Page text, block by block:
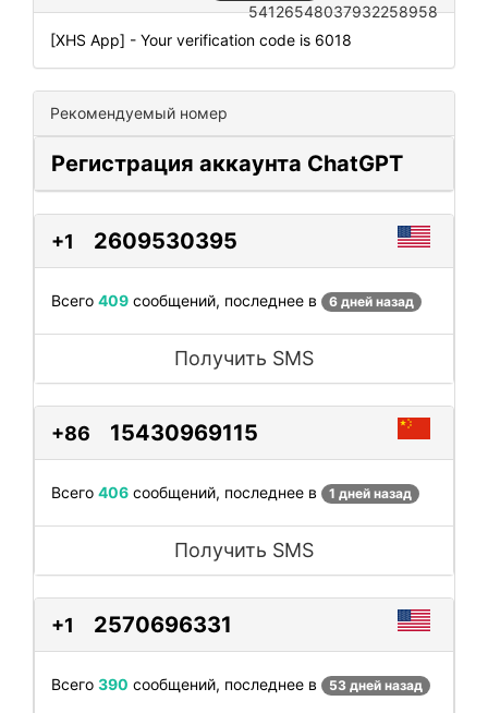
54126548037932258958
[XHS App] - Your verification code is 6018
Рекомендуемый номер
Регистрация аккаунта ChatGPT
+1 2609530395
Всего 409 сообщений, последнее в 6 дней назад
Получить SMS
+86 15430969115
Всего 406 сообщений, последнее в 1 дней назад
Получить SMS
+1 2570696331
Всего 390 сообщений, последнее в 53 дней назад